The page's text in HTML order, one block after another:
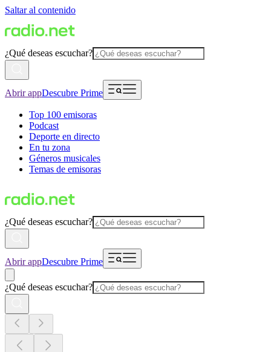
Saltar al contenido
¿Qué deseas escuchar?
Abrir appDescubre Prime
Top 100 emisoras
Podcast
Deporte en directo
En tu zona
Géneros musicales
Temas de emisoras
¿Qué deseas escuchar?
Abrir appDescubre Prime
¿Qué deseas escuchar?